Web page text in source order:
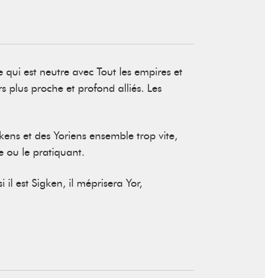
est neutre avec Tout les empires et
plus proche et profond alliés. Les
et des Yoriens ensemble trop vite,
ou le pratiquant.
est Sigken, il méprisera Yor,